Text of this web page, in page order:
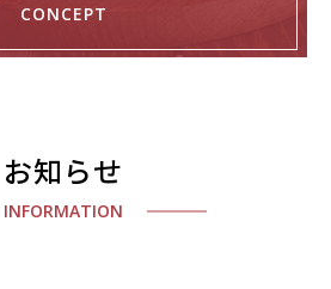
CONCEPT
お知らせ
INFORMATION